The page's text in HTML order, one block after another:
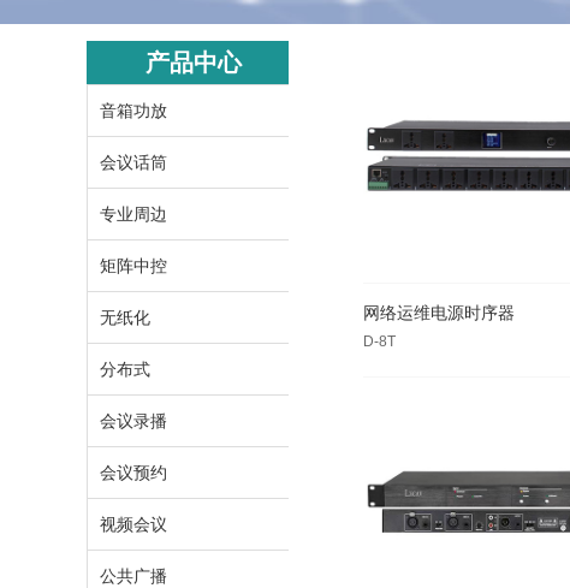
产品中心
音箱功放
会议话筒
专业周边
矩阵中控
无纸化
分布式
会议录播
会议预约
视频会议
公共广播
网络运维电源时序器
D-8T